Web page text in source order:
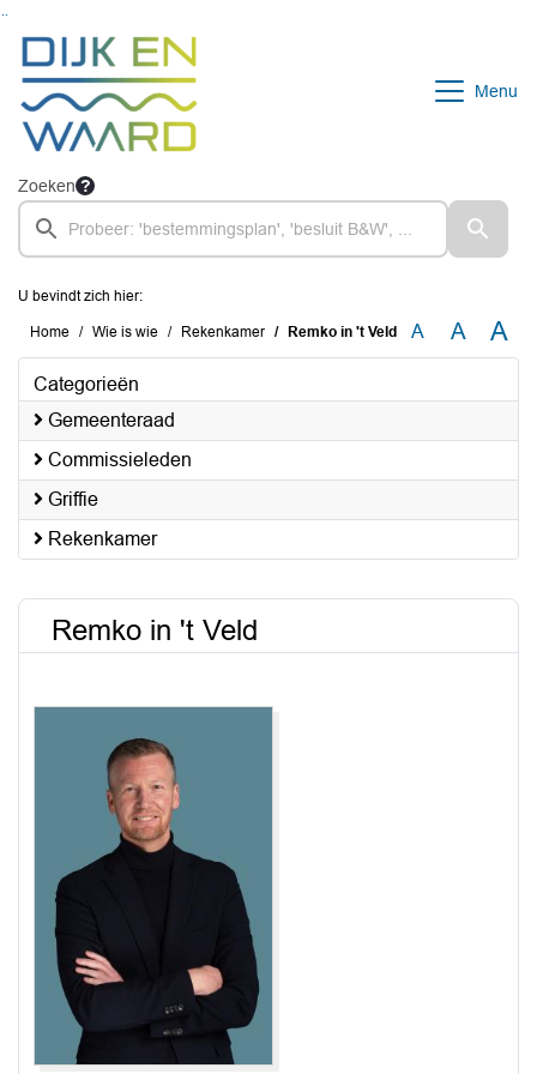
Menu
Zoeken
U bevindt zich hier:
Home Wie is wie Rekenkamer Remko in 't Veld A A A
Categorieën
Gemeenteraad
Commissieleden
Griffie
Rekenkamer
Remko in 't Veld